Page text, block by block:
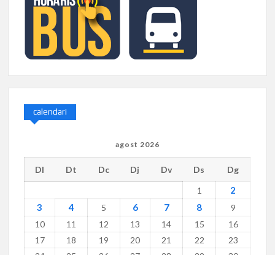
calendari
agost 2026
Dl Dt Dc Dj Dv Ds
Dg
1
2
3
4 5 6 7 8
9
10
11 12 13 14 15
16
17
18 19 20 21 22
23